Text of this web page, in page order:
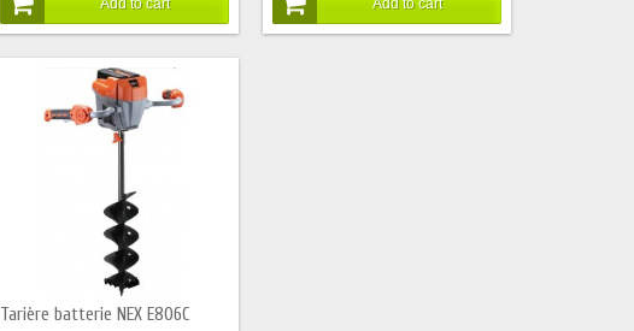
Tarière batterie NEX E806C